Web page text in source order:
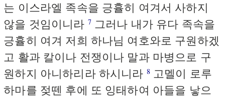
는 이스라엘 족속을 긍휼히 여겨서 사하지
않을 것임이니라 7그러나 내가 유다 족속을
긍휼히 여겨 저희 하나님 여호와로 구원하겠
고 활과 칼이나 전쟁이나 말과 마병으로 구
원하지 아니하리라 하시니라 8고멜이 로루
하마를 젖뗀 후에 또 잉태하여 아들을 낳으